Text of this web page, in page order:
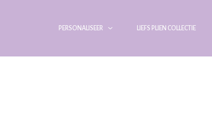
PERSONALISEER LIEFS PLIEN COLLECTIE